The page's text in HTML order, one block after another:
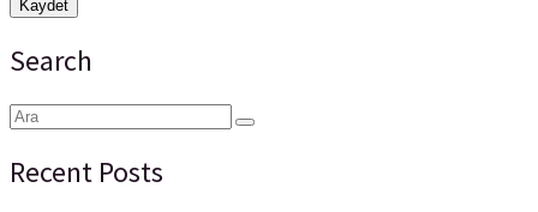
Search
Recent Posts